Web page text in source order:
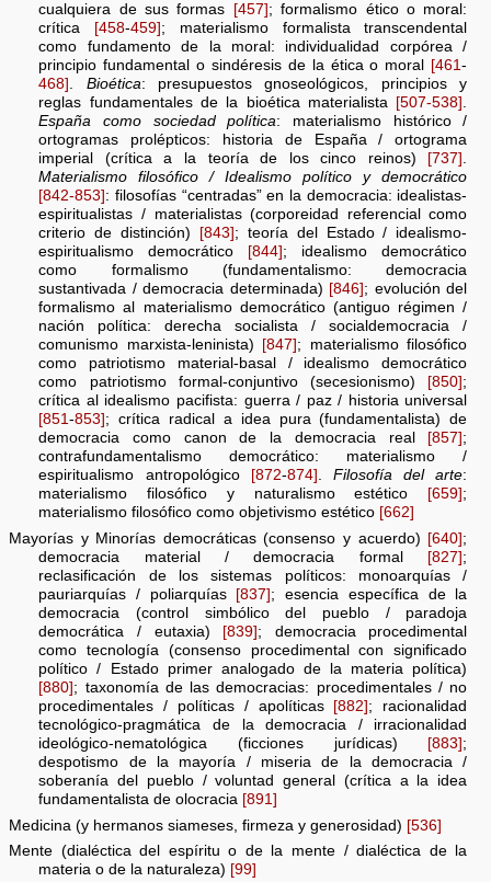
cualquiera de sus formas [457] ; formalismo ético o moral:
crítica
[458-459] ; materialismo formalista transcendental
como fundamento de la moral: individualidad corpórea /
principio fundamental o sindéresis de la ética o moral
[461-
468] . Bioética: presupuestos gnoseológicos, principios y
reglas fundamentales de la bioética materialista [507-538] .
España como sociedad política: materialismo histórico /
ortogramas prolépticos: historia de España / ortograma
imperial (crítica a la teoría de los cinco reinos)
[737] .
Materialismo filosófico / Idealismo político y democrático
[842-853] : filosofías “centradas” en la democracia: idealistas-
espiritualistas / materialistas (corporeidad referencial como
criterio de distinción)
[843] ; teoría del Estado / idealismo-
espiritualismo democrático
[844] ; idealismo democrático
como formalismo (fundamentalismo: democracia
sustantivada / democracia determinada) [846] ; evolución del
formalismo al materialismo democrático (antiguo régimen /
nación política: derecha socialista / socialdemocracia /
comunismo marxista-leninista)
[847] ; materialismo filosófico
como patriotismo material-basal / idealismo democrático
como patriotismo formal-conjuntivo (secesionismo)
[850] ;
crítica al idealismo pacifista: guerra / paz / historia universal
[851-853] ; crítica radical a idea pura (fundamentalista) de
democracia como canon de la democracia real
[857] ;
contrafundamentalismo democrático: materialismo /
espiritualismo antropológico
[872-874] . Filosofía del arte:
materialismo filosófico y naturalismo estético
[659] ;
materialismo filosófico como objetivismo estético [662]
Mayorías y Minorías democráticas (consenso y acuerdo) [640] ;
democracia material / democracia formal
[827] ;
reclasificación de los sistemas políticos: monoarquías /
pauriarquías / poliarquías
[837] ; esencia específica de la
democracia (control simbólico del pueblo / paradoja
democrática / eutaxia)
[839] ; democracia procedimental
como tecnología (consenso procedimental con significado
político / Estado primer analogado de la materia política)
[880] ; taxonomía de las democracias: procedimentales / no
procedimentales / políticas / apolíticas
[882] ; racionalidad
tecnológico-pragmática de la democracia / irracionalidad
ideológico-nematológica (ficciones jurídicas)
[883] ;
despotismo de la mayoría / miseria de la democracia /
soberanía del pueblo / voluntad general (crítica a la idea
fundamentalista de olocracia [891]
Medicina (y hermanos siameses, firmeza y generosidad) [536]
Mente (dialéctica del espíritu o de la mente / dialéctica de la
materia o de la naturaleza) [99]